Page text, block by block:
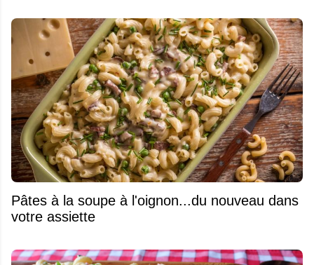
Pâtes à la soupe à l'oignon...du nouveau dans
votre assiette